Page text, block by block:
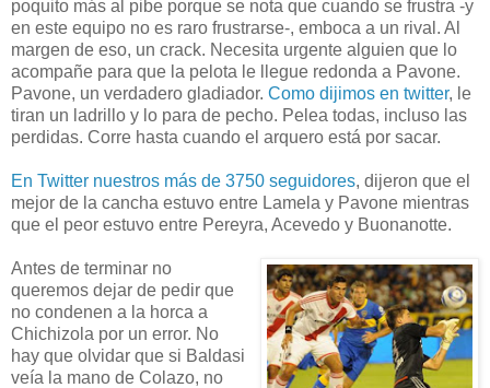
poquito más al pibe porque se nota que cuando se frustra -y
en este equipo no es raro frustrarse-, emboca a un rival. Al
margen de eso, un crack. Necesita urgente alguien que lo
acompañe para que la pelota le llegue redonda a Pavone.
Pavone, un verdadero gladiador. Como dijimos en twitter, le
tiran un ladrillo y lo para de pecho. Pelea todas, incluso las
perdidas. Corre hasta cuando el arquero está por sacar.
En Twitter nuestros más de 3750 seguidores, dijeron que el
mejor de la cancha estuvo entre Lamela y Pavone mientras
que el peor estuvo entre Pereyra, Acevedo y Buonanotte.
Antes de terminar no
queremos dejar de pedir que
no condenen a la horca a
Chichizola por un error. No
hay que olvidar que si Baldasi
veía la mano de Colazo, no